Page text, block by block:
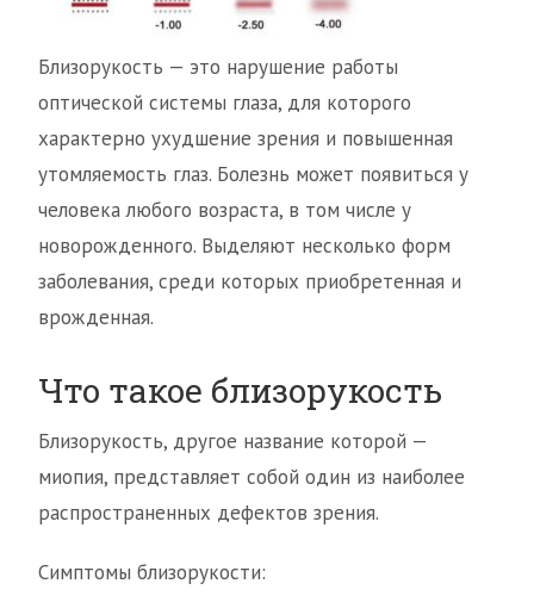
Близорукость — это нарушение работы
оптической системы глаза, для которого
характерно ухудшение зрения и повышенная
утомляемость глаз. Болезнь может появиться у
человека любого возраста, в том числе у
новорожденного. Выделяют несколько форм
заболевания, среди которых приобретенная и
врожденная.
Что такое близорукость
Близорукость, другое название которой —
миопия, представляет собой один из наиболее
распространенных дефектов зрения.
Симптомы близорукости: